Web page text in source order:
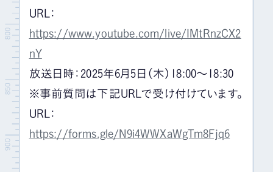
URL：
https://www.youtube.com/live/IMtRnzCX2
nY
放送日時：2025年6月5日（木）18:00～18:30
※事前質問は下記URLで受け付けています。
URL：
https://forms.gle/N9i4WWXaWgTm8Fjq6